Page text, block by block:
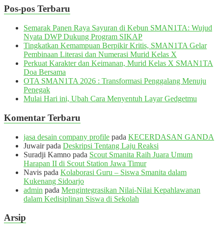
Pos-pos Terbaru
Semarak Panen Raya Sayuran di Kebun SMAN1TA: Wujud
Nyata DWP Dukung Program SIKAP
Tingkatkan Kemampuan Berpikir Kritis, SMAN1TA Gelar
Pembinaan Literasi dan Numerasi Murid Kelas X
Perkuat Karakter dan Keimanan, Murid Kelas X SMAN1TA
Doa Bersama
OTA SMAN1TA 2026 : Transformasi Penggalang Menuju
Penegak
Mulai Hari ini, Ubah Cara Menyentuh Layar Gedgetmu
Komentar Terbaru
jasa desain company profile pada KECERDASAN GANDA
Juwairpada Deskripsi Tentang Laju Reaksi
Suradji Kamno pada Scout Smanita Raih Juara Umum
Harapan II di Scout Station Jawa Timur
Navis pada Kolaborasi Guru – Siswa Smanita dalam
Kukenang Sidoarjo
admin pada Mengintegrasikan Nilai-Nilai Kepahlawanan
dalam Kedisiplinan Siswa di Sekolah
Arsip